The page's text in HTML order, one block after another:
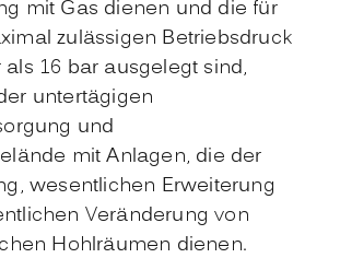
mit Gas dienen und die für
zulässigen Betriebsdruck
16 bar ausgelegt sind,
untertägigen
und
mit Anlagen, die der
wesentlichen Erweiterung
Veränderung von
Hohlräumen dienen.